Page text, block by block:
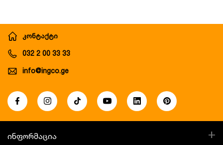
კონტაქტი
032 2 00 33 33
info@ingco.ge
+
ინფორმაცია